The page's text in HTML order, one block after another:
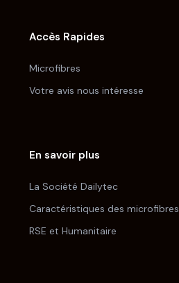
Accès Rapides
Microfibres
Votre avis nous intéresse
En savoir plus
La Société Dailytec
Caractéristiques des microfibres
RSE et Humanitaire